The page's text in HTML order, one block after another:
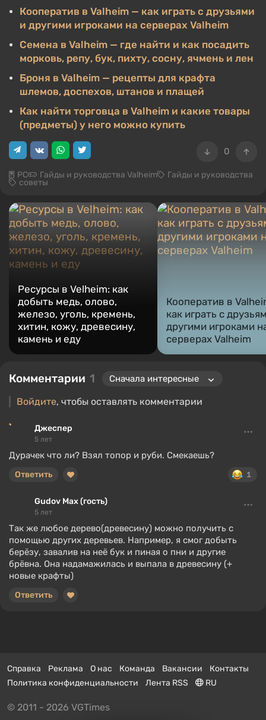
Кооператив в Valheim — как играть с друзьями
и другими игроками на серверах Valheim
Семена в Valheim — где найти и как посадить
морковь, репу, бук, пихту, сосну, ячмень и лен
Броня в Valheim — рецепты для крафта
шлемов, доспехов, штанов и плащей
Как найти торговца в Valheim и какие товары
(предметы) у него можно купить
0
PC Гайды и руководства Valheim Гайды и руководства
советы
Ресурсы в Velheim: как
добыть медь, олово,
железо, уголь, кремень,
хитин, кожу, древесину,
камень и еду
Кооператив в
как играть с
другими игроками
серверах Valheim
Комментарии 1
Войдите, чтобы оставлять комментарии
Джеспер
5 лет
Дурачек что ли? Взял топор и руби. Смекаешь?
1
Ответить
Gudov Max (гость)
5 лет
Так же любое дерево(древесину) можно получить с
помощью других деревьев. Например, я смог добыть
берёзу, завалив на неё бук и пиная о пни и другие
брёвна. Она надамажилась и выпала в древесину (+
новые крафты)
Ответить
Справка Реклама О нас Команда Вакансии
Контакты
Политика конфиденциальности
Лента RSS RU
© 2011 - 2026 VGTimes